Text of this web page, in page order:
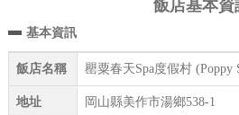
飯店基本資
基本資訊
飯店名稱 罌粟春天Spa度假村 (Poppy
地址 岡山縣美作市湯鄉538-1